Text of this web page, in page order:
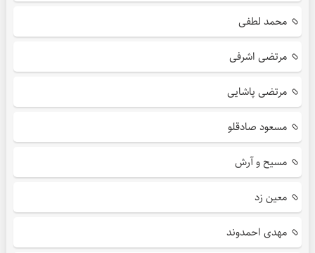
محمد لطفی
مرتضی اشرفی
مرتضی پاشایی
مسعود صادقلو
مسیح و آرش
معین زد
مهدی احمدوند